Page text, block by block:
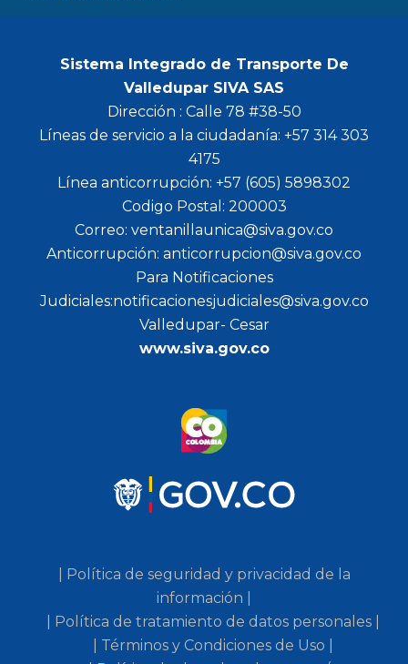
Sistema Integrado de Transporte De
Valledupar SIVA SAS
Dirección : Calle 78 #38-50
Líneas de servicio a la ciudadanía: +57 314 303
4175
Línea anticorrupción: +57 (605) 5898302
Codigo Postal: 200003
Correo: ventanillaunica@siva.gov.co
Anticorrupción: anticorrupcion@siva.gov.co
Para Notificaciones
Judiciales:notificacionesjudiciales@siva.gov.co
Valledupar- Cesar
www.siva.gov.co
| Política de seguridad y privacidad de la
información |
| Política de tratamiento de datos personales |
| Términos y Condiciones de Uso |